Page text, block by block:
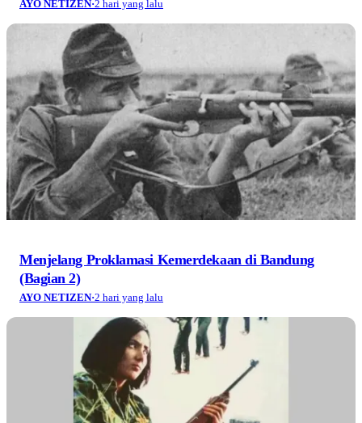
Menjelang Proklamasi Kemerdekaan di Bandung
(Bagian 2)
AYO NETIZEN·2 hari yang lalu
Nomor Proklamasi: Ketika Majalah Selecta
Menyambut Hari Kemerdekaan RI 1969
AYO NETIZEN·2 hari yang lalu